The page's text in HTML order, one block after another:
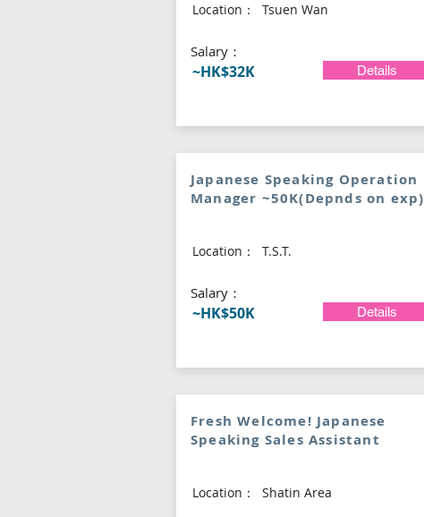
Location： Tsuen Wan
​Salary：
~HK$32K Details
Japanese Speaking Operation
Manager ~50K(Depnds on exp)
Location： T.S.T.
​Salary：
~HK$50K Details
Fresh Welcome! Japanese
Speaking Sales Assistant
Location： Shatin Area